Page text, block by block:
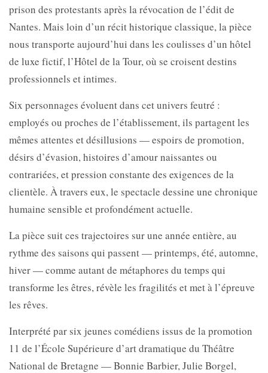
prison des protestants après la révocation de l’édit de
Nantes. Mais loin d’un récit historique classique, la pièce
nous transporte aujourd’hui dans les coulisses d’un hôtel
de luxe fictif, l’Hôtel de la Tour, où se croisent destins
professionnels et intimes.
Six personnages évoluent dans cet univers feutré :
employés ou proches de l’établissement, ils partagent les
mêmes attentes et désillusions — espoirs de promotion,
désirs d’évasion, histoires d’amour naissantes ou
contrariées, et pression constante des exigences de la
clientèle. À travers eux, le spectacle dessine une chronique
humaine sensible et profondément actuelle.
La pièce suit ces trajectoires sur une année entière, au
rythme des saisons qui passent — printemps, été, automne,
hiver — comme autant de métaphores du temps qui
transforme les êtres, révèle les fragilités et met à l’épreuve
les rêves.
Interprété par six jeunes comédiens issus de la promotion
11 de l’École Supérieure d’art dramatique du Théâtre
National de Bretagne — Bonnie Barbier, Julie Borgel,